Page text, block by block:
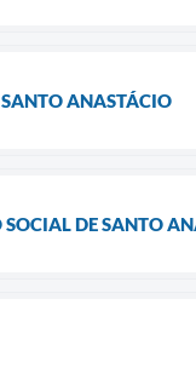
ANASTÁCIO
DE SANTO